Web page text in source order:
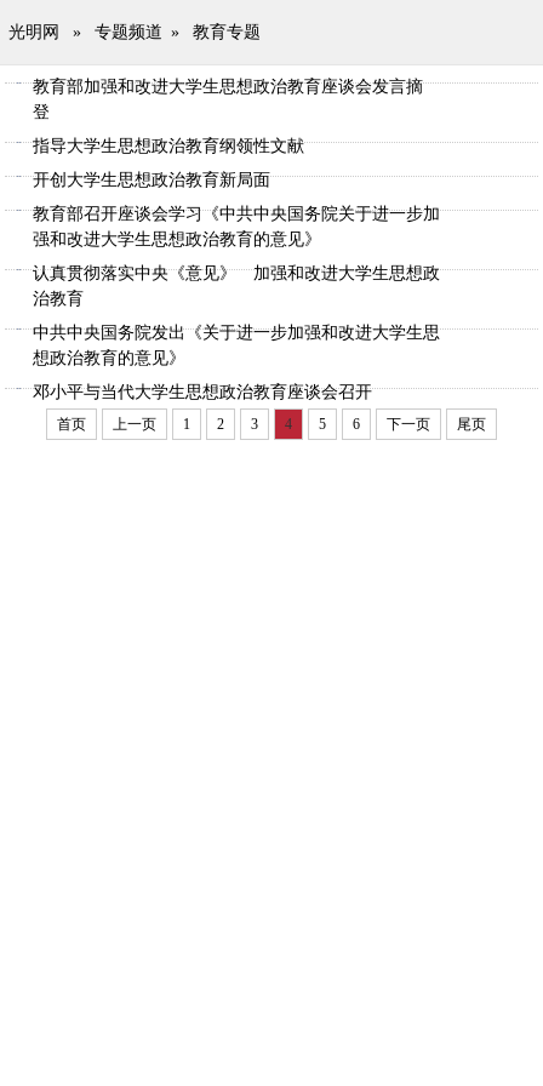
光明网 » 专题频道 » 教育专题
教育部加强和改进大学生思想政治教育座谈会发言摘
登
指导大学生思想政治教育纲领性文献
开创大学生思想政治教育新局面
教育部召开座谈会学习《中共中央国务院关于进一步加
强和改进大学生思想政治教育的意见》
认真贯彻落实中央《意见》 加强和改进大学生思想政
治教育
中共中央国务院发出《关于进一步加强和改进大学生思
想政治教育的意见》
邓小平与当代大学生思想政治教育座谈会召开
首页 上一页 1 2 3 4 5 6 下一页 尾页